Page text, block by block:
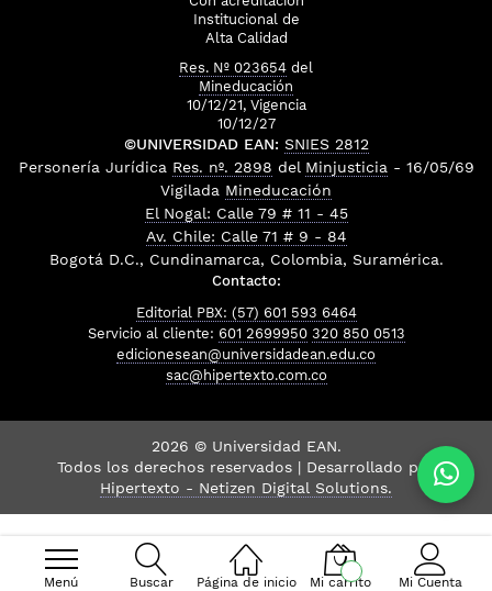
Menú Buscar Página de inicio Mi carrito Mi Cuenta
Institucional de
Alta Calidad
Res. Nº 023654 del
Mineducación
10/12/21, Vigencia
10/12/27
©UNIVERSIDAD EAN: SNIES 2812
Personería Jurídica Res. nº. 2898 del Minjusticia - 16/05/69
Vigilada Mineducación
El Nogal: Calle 79 # 11 - 45
Av. Chile: Calle 71 # 9 - 84
Bogotá D.C., Cundinamarca, Colombia, Suramérica.
Contacto:
Editorial PBX: (57) 601 593 6464
Servicio al cliente: 601 2699950 320 850 0513
edicionesean@universidadean.edu.co
sac@hipertexto.com.co
2026 © Universidad EAN.
Todos los derechos reservados | Desarrollado por
Hipertexto - Netizen Digital Solutions.